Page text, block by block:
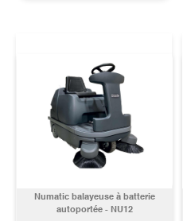
Numatic balayeuse à batterie
autoportée - NU12